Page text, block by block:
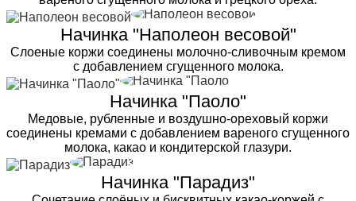
Начинка "Наполеон весовой"
Слоеные коржи соединены молочно-сливочным кремом
с добавлением сгущенного молока.
Начинка "Паоло"
Медовые, рубленные и воздушно-ореховый коржи
соединены кремами с добавлением вареного сгущенного
молока, какао и кондитерской глазури.
Начинка "Парадиз"